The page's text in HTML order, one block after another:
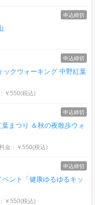
申込締切
ックウォーキング 中野紅葉
申込締切
￥550(税込)
まつり ＆秋の夜散歩ウォ
申込締切
金：￥550(税込)
ベント「健康ゆるゆるキッ
申込締切
￥550(税込)